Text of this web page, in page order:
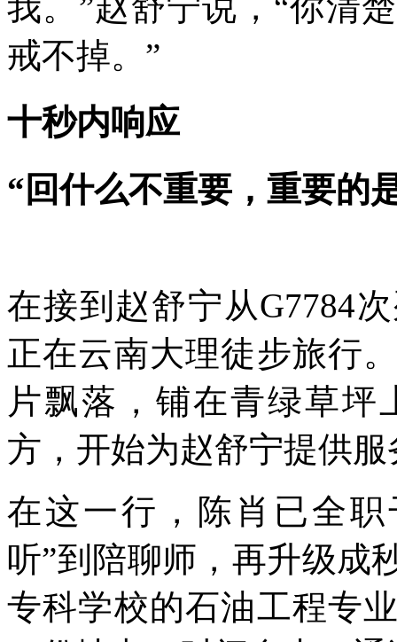
我。”赵舒宁说，“你清
戒不掉。”
十秒内响应
“回什么不重要，重要的
在接到赵舒宁从G7784
正在云南大理徒步旅行
片飘落，铺在青绿草
方，开始为赵舒宁提供服
在这一行，陈肖已全
听”到陪聊师，再升级成
专科学校的石油工程专